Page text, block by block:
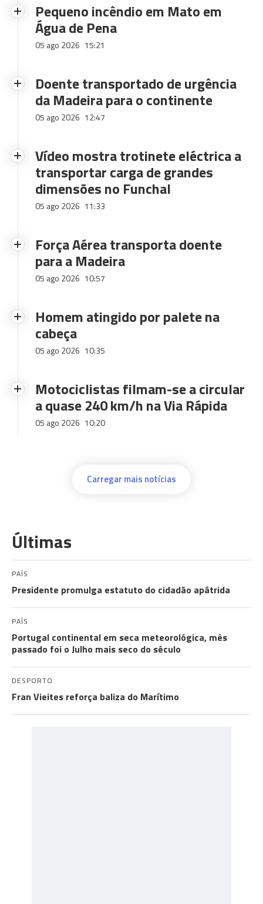
Pequeno incêndio em Mato em
Água de Pena
05 ago 2026 15:21
Doente transportado de urgência
da Madeira para o continente
05 ago 2026 12:47
Vídeo mostra trotinete eléctrica a
transportar carga de grandes
dimensões no Funchal
05 ago 2026 11:33
Força Aérea transporta doente
para a Madeira
05 ago 2026 10:57
Homem atingido por palete na
cabeça
05 ago 2026 10:35
Motociclistas filmam-se a circular
a quase 240 km/h na Via Rápida
05 ago 2026 10:20
Carregar mais notícias
Últimas
PAÍS
Presidente promulga estatuto do cidadão apátrida
PAÍS
Portugal continental em seca meteorológica, mês
passado foi o Julho mais seco do século
DESPORTO
Fran Vieites reforça baliza do Marítimo